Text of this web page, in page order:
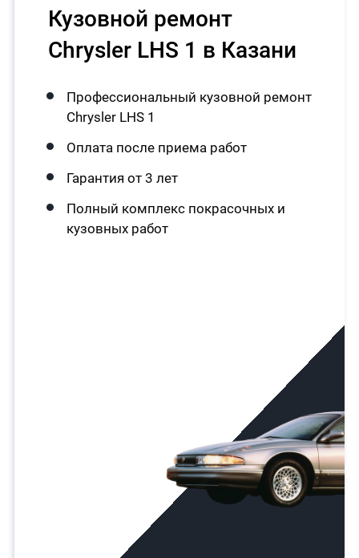
Кузовной ремонт
Chrysler LHS 1 в Казани
Профессиональный кузовной ремонт
Chrysler LHS 1
Оплата после приема работ
Гарантия от 3 лет
Полный комплекс покрасочных и
кузовных работ